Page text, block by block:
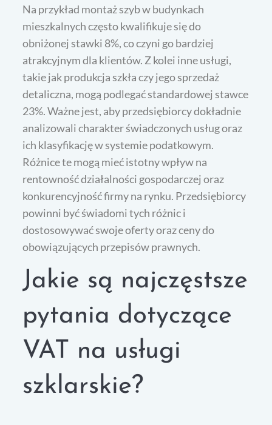
Na przykład montaż szyb w budynkach
mieszkalnych często kwalifikuje się do
obniżonej stawki 8%, co czyni go bardziej
atrakcyjnym dla klientów. Z kolei inne usługi,
takie jak produkcja szkła czy jego sprzedaż
detaliczna, mogą podlegać standardowej stawce
23%. Ważne jest, aby przedsiębiorcy dokładnie
analizowali charakter świadczonych usług oraz
ich klasyfikację w systemie podatkowym.
Różnice te mogą mieć istotny wpływ na
rentowność działalności gospodarczej oraz
konkurencyjność firmy na rynku. Przedsiębiorcy
powinni być świadomi tych różnic i
dostosowywać swoje oferty oraz ceny do
obowiązujących przepisów prawnych.
Jakie są najczęstsze
pytania dotyczące
VAT na usługi
szklarskie?